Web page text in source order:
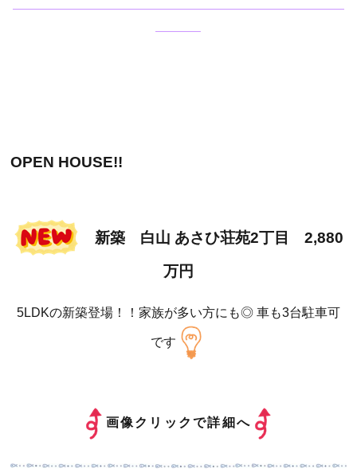
——————————————————————————
———–
OPEN HOUSE!!
新築 白山 あさひ荘苑2丁目 2,880
万円
5LDKの新築登場！！家族が多い方にも◎ 車も3台駐車可
です
画像クリックで詳細へ